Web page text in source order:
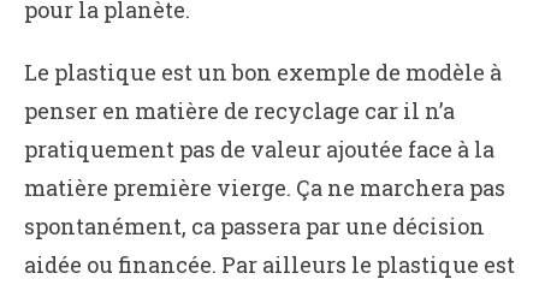
pour la planète.
Le plastique est un bon exemple de modèle à
penser en matière de recyclage car il n’a
pratiquement pas de valeur ajoutée face à la
matière première vierge. Ça ne marchera pas
spontanément, ca passera par une décision
aidée ou financée. Par ailleurs le plastique est